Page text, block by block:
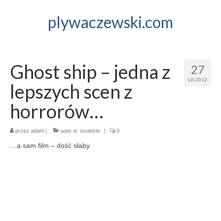
plywaczewski.com
27
LIS 2012
Ghost ship – jedna z
lepszych scen z
horrorów…
przez adam | wpis w: osobiste | 0
…a sam film – dość słaby.